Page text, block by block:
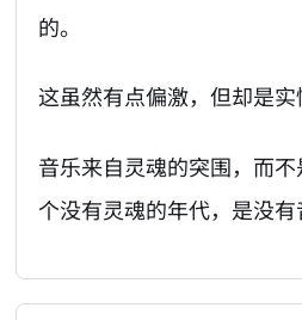
的。
这虽然有点偏激，但却是实
音乐来自灵魂的突围，而
个没有灵魂的年代，是没有